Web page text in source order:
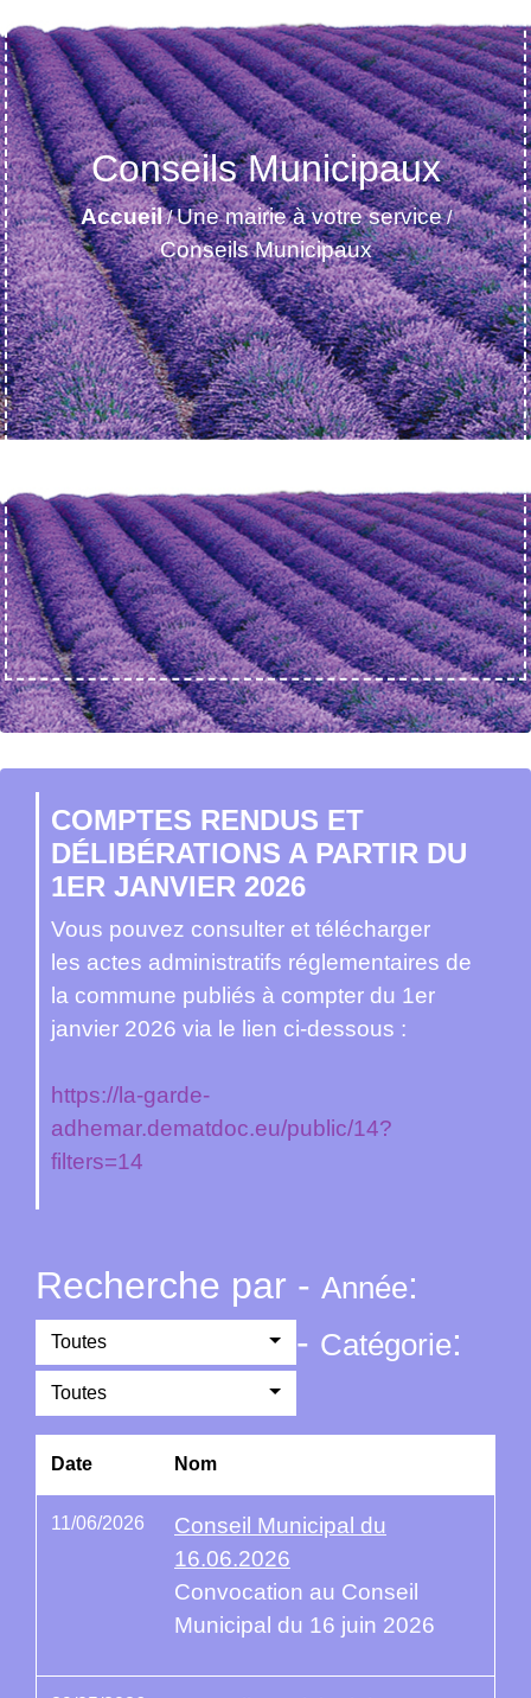
Conseils Municipaux
Accueil/Une mairie à votre service/
Conseils Municipaux
COMPTES RENDUS ET
DÉLIBÉRATIONS A PARTIR DU
1ER JANVIER 2026
Vous pouvez consulter et télécharger
les actes administratifs réglementaires de
la commune publiés à compter du 1er
janvier 2026 via le lien ci-dessous :
https://la-garde-
adhemar.dematdoc.eu/public/14?
filters=14
Recherche par - Année:
Toutes - Catégorie:
Toutes
Date Nom
11/06/2026
Conseil Municipal du
16.06.2026
Convocation au Conseil
Municipal du 16 juin 2026